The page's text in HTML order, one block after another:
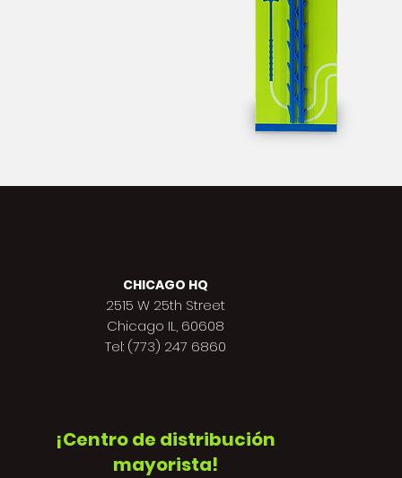
CHICAGO HQ
2515 W 25th Street
Chicago IL, 60608
Tel: (773) 247 6860
¡Centro de distribución
mayorista!